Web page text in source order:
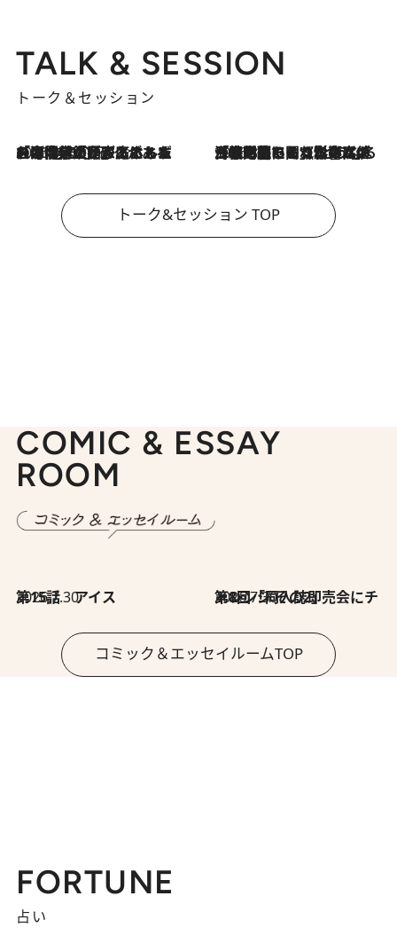
TALK & SESSION
トーク＆セッション
2026.8.3
「今後値上げがあるとすれば…」「リスクがあるのは今年の冬」エネルギー専門家が語る、ホルムズ海峡封鎖が家庭にもたらす“ある心配” 2026.8.3
「住宅建てられない…」「サーチャージ料の高値が続いている」ホルムズ海峡封鎖による影響はいつまで続く？《エネルギー専門家に聞く“どうなる日本の暮らし”》
トーク&セッション TOP
COMIC & ESSAY
ROOM
2026.7.30
第15話 アイス 2026.7.30
第8回「同人誌即売会にチャレンジ その2」
コミック＆エッセイルームTOP
FORTUNE
占い